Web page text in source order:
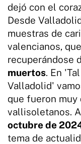
dejó con el
Desde
muestras de
valencianos,
recuperándose
muertos. En
Valladolid'
que fueron
vallisoletanos.
octubre de
tema de